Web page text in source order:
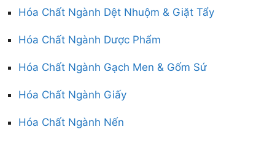
Hóa Chất Ngành Dệt Nhuộm & Giặt Tẩy
Hóa Chất Ngành Dược Phẩm
Hóa Chất Ngành Gạch Men & Gốm Sứ
Hóa Chất Ngành Giấy
Hóa Chất Ngành Nến